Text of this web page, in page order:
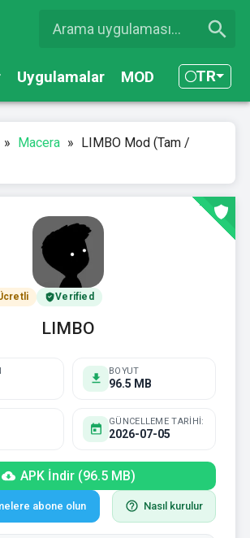
Uygulamalar MOD TR
» Macera » LIMBO Mod (Tam /
Verified
LIMBO
BOYUT
96.5 MB
GÜNCELLEME TARIHI:
2026-07-05
APK İndir (96.5 MB)
abone olun Nasıl kurulur